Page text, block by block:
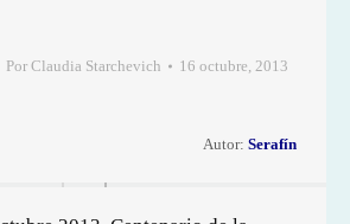
Por Claudia Starchevich 16 octubre, 2013
Autor: Serafín